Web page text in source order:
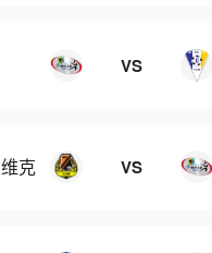
VS
克 VS